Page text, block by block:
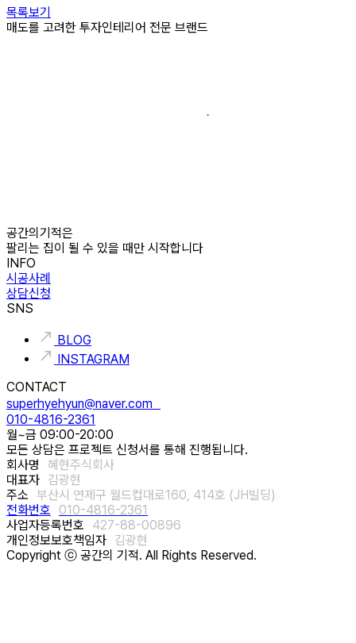
목록보기
매도를 고려한 투자인테리어 전문 브랜드
공간의기적은
팔리는 집이 될 수 있을 때만 시작합니다
INFO
시공사례
상담신청
SNS
BLOG
INSTAGRAM
CONTACT
superhyehyun@naver.com
010-4816-2361
월~금 09:00-20:00
모든 상담은 프로젝트 신청서를 통해 진행됩니다.
회사명
혜현주식회사
대표자 김광현
주소 부산시 연제구 월드컵대로160, 414호 (JH빌딩)
전화번호
010-4816-2361
사업자등록번호
427-88-00896
개인정보보호책임자 김광현
Copyright ⓒ 공간의 기적. All Rights Reserved.